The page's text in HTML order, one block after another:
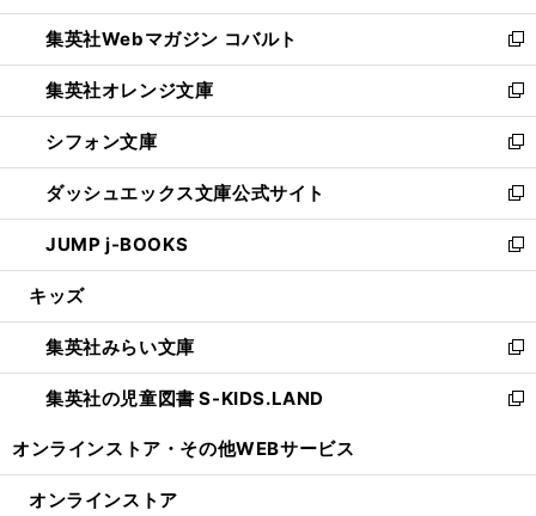
開
く
ウ
で
開
く
ン
ド
ウ
で
開
く
ウ
ィ
ン
ド
ウ
で
開
く
集英社Webマガジン コバルト
新
し
い
ウ
ィ
ン
ド
ウ
で
開
集英社オレンジ文庫
新
し
い
ウ
ィ
ン
ド
ウ
開
く
シフォン文庫
新
し
い
ウ
ィ
ン
ウ
で
開
く
ダッシュエックス文庫公式サイト
新
し
い
ウ
ン
ド
ウ
で
JUMP j-BOOKS
新
し
ウ
ィ
ン
ド
開
キッズ
集英社みらい文庫
新
し
い
ン
集英社の児童図書 S-KIDS.LAND
新
ウ
オンラインストア・ その他WEBサービス
オンラインストア